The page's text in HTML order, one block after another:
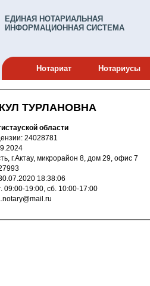
ЕДИНАЯ НОТАРИАЛЬНАЯ
ИНФОРМАЦИОННАЯ СИСТЕМА
Нотариат Нотариусы
ТУРЛАНОВНА
области
Номер государственной лицензии: 24028781
23.09.2024
г.Актау, микрорайон 8, дом 29, офис 7
учетной регистрации: 30.07.2020 18:38:06
09:00-19:00, сб. 10:00-17:00
kharina.notary@mail.ru